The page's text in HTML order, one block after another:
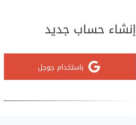
إنشاء حساب جديد
باستخدام جوجل